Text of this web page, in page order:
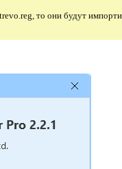
то они будут